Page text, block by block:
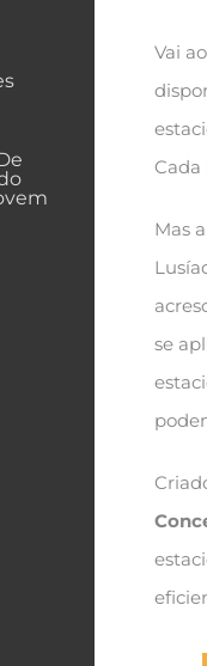
Vai ao
Cada
Mas
se